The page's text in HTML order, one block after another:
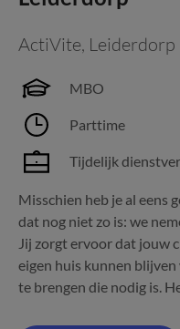
ActiVite, Leiderdorp
MBO
Parttime
Tijdelijk
Misschien heb je al eens
dat nog niet zo is: we
Jij zorgt ervoor dat jouw
eigen huis kunnen
te brengen die nodig is.